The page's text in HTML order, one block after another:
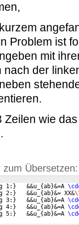
Problem ist
mit
der
Zeilen wie
Übersetzen:
1: }
   &&u_
{ab}&=A
2: }
   &&u_
{ab}&= XX&
3: }
   &&u_
{ab}&=A
4: }
   &&u_
{ab}&=A
5: }
   &&u_
{ab}&=A